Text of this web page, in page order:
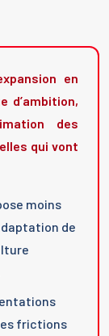
en
d’ambition,
des
qui vont
moins
de
frictions